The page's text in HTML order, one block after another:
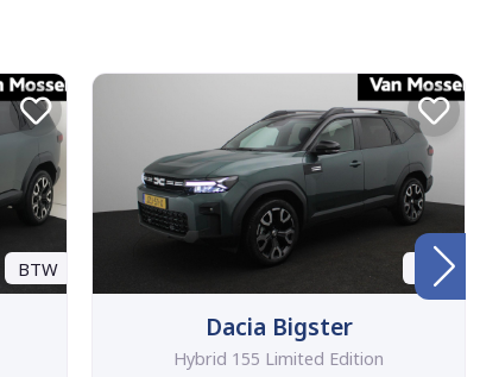
BTW BTW
Dacia Bigster
Hybrid 155 Limited Edition